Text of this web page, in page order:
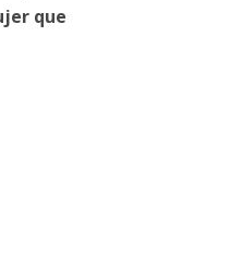
que